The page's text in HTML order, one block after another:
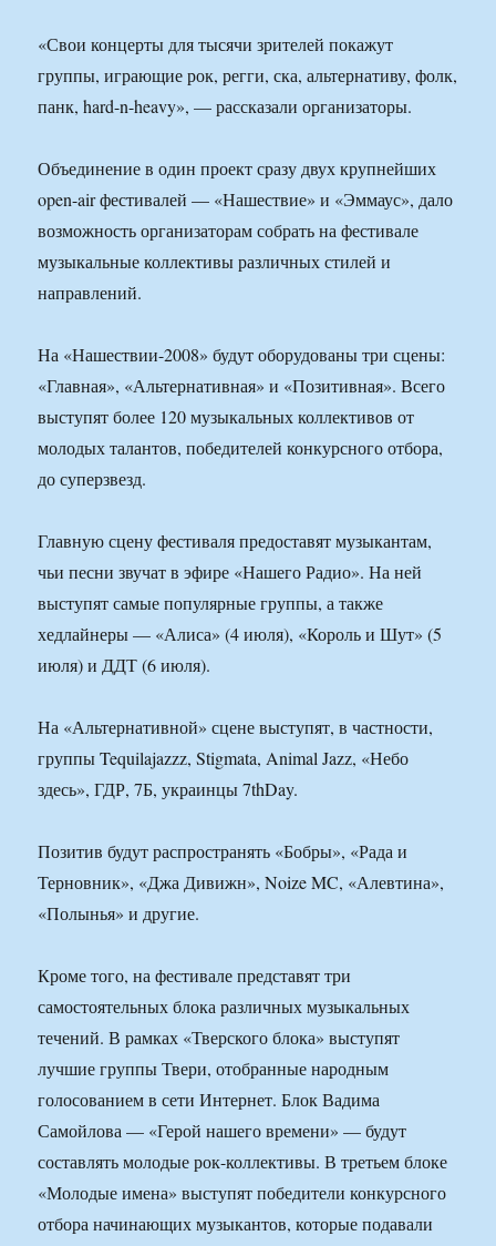
«Свои концерты для тысячи зрителей покажут
группы, играющие рок, регги, ска, альтернативу, фолк,
панк, hard-n-heavy», — рассказали организаторы.
Объединение в один проект сразу двух крупнейших
open-air фестивалей — «Нашествие» и «Эммаус», дало
возможность организаторам собрать на фестивале
музыкальные коллективы различных стилей и
направлений.
На «Нашествии-2008» будут оборудованы три сцены:
«Главная», «Альтернативная» и «Позитивная». Всего
выступят более 120 музыкальных коллективов от
молодых талантов, победителей конкурсного отбора,
до суперзвезд.
Главную сцену фестиваля предоставят музыкантам,
чьи песни звучат в эфире «Нашего Радио». На ней
выступят самые популярные группы, а также
хедлайнеры — «Алиса» (4 июля), «Король и Шут» (5
июля) и ДДТ (6 июля).
На «Альтернативной» сцене выступят, в частности,
группы Tequilajazzz, Stigmata, Animal Jazz, «Небо
здесь», ГДР, 7Б, украинцы 7thDay.
Позитив будут распространять «Бобры», «Рада и
Терновник», «Джа Дивижн», Noize MC, «Алевтина»,
«Полынья» и другие.
Кроме того, на фестивале представят три
самостоятельных блока различных музыкальных
течений. В рамках «Тверского блока» выступят
лучшие группы Твери, отобранные народным
голосованием в сети Интернет. Блок Вадима
Самойлова — «Герой нашего времени» — будут
составлять молодые рок-коллективы. В третьем блоке
«Молодые имена» выступят победители конкурсного
отбора начинающих музыкантов, которые подавали